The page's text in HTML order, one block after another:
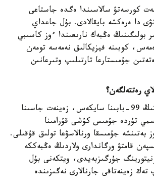
كورسەتۋ سالاسىندا ەگدە جاستاعى
دا ەرەكشە بايقالادى. بۇل جاعداي
بولىگىنىڭ ەڭبەك نارىعىندا ءوز كاسىبي
كوبىنە فيزيكالىق نەمەسە تومەن
جۇمىستارعا تارتىلىپ وتىرعانىن
رەتتەلگەن؟
الەۋمەتتىك كودەكستىڭ 99-بابىنا سايكەس، زەينەت جاسىنا
تۇردە جۇمىس كۇشى قۇرامىنا
بەتىنشە جۇمىسقا ورنالاسۋعا تولىق قۇقىلى.
قامتۋ ورگاندارى ولاردىڭ ەڭبەككە
جۇرگىزبەيدى، ويتكەنى بۇل
زەينەتاقى جارنالارى نەگىزىندە